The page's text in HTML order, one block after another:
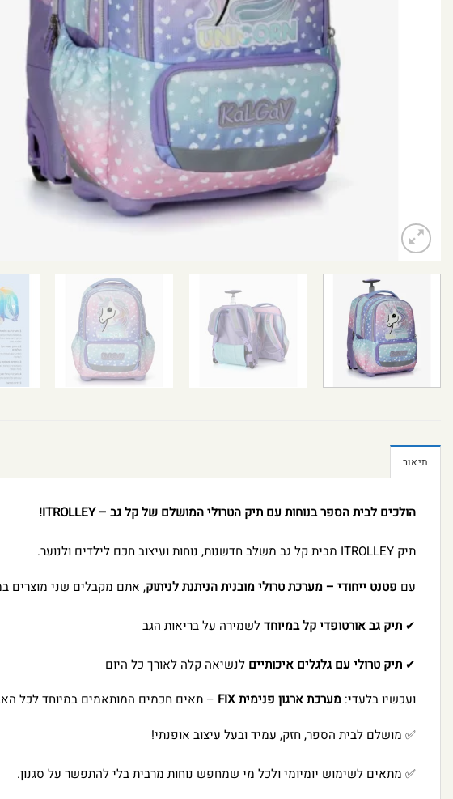
תיאור
הולכים לבית הספר בנוחות עם תיק הטרולי המושלם של קל גב – ITROLLEY!
תיק ITROLLEY מבית קל גב משלב חדשנות, נוחות ועיצוב חכם לילדים ולנוער.
עם פטנט ייחודי – מערכת טרולי מובנית הניתנת לניתוק, אתם מקבלים שני מוצרים
✔ תיק גב אורטופדי קל במיוחדלשמירה על בריאות הגב
✔ תיק טרולי עם גלגלים איכותיים לנשיאה קלה לאורך כל היום
ועכשיו בלעדי: מערכת ארגון פנימית FIX
– תאים חכמים המותאמים במיוחד לכל
✅ מושלם לבית הספר, חזק, עמיד ובעל עיצוב אופנתי!
✅ מתאים לשימוש יומיומי ולכל מי שמחפש נוחות מרבית בלי להתפשר על סגנון.